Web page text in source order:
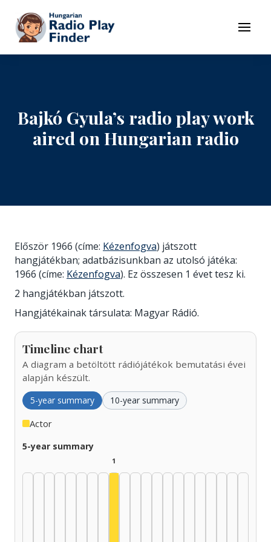
To contents
Menu
Bajkó Gyula’s radio play work
aired on Hungarian radio
Először 1966 (címe: Kézenfogva) játszott
hangjátékban; adatbázisunkban az utolsó játéka:
1966 (címe: Kézenfogva). Ez összesen 1 évet tesz ki.
2 hangjátékban játszott.
Hangjátékainak társulata: Magyar Rádió.
Timeline chart
A diagram a betöltött rádiójátékok bemutatási évei
alapján készült.
5-year summary 10-year summary
Actor
5-year summary
1